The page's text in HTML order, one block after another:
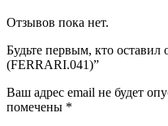
Отзывов пока нет.
Будьте первым, кто
(FERRARI.041)”
Ваш адрес email не будет
помечены *